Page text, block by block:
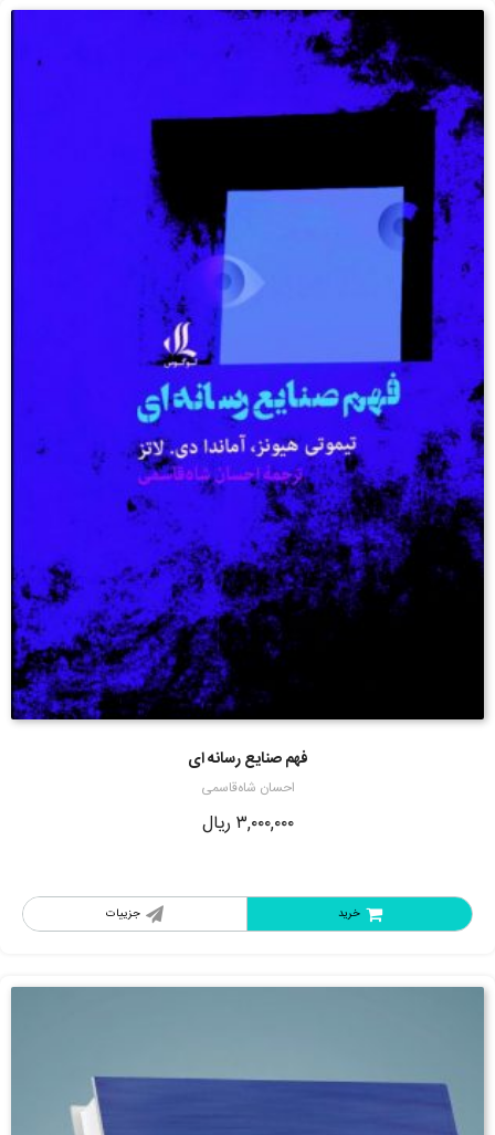
فهم صنایع رسانه ای
احسان شاه‌قاسمی
۳,۰۰۰,۰۰۰ ریال
جزییات خرید